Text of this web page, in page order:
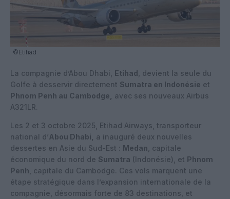
©Etihad
La compagnie d’Abou Dhabi, Etihad , devient la seule du
Golfe à desservir directement Sumatra en Indonésie et
Phnom Penh au Cambodge,
avec ses nouveaux Airbus
A321LR.
Les 2 et 3 octobre 2025, Etihad Airways, transporteur
national d’Abou Dhabi,
a inauguré deux nouvelles
dessertes en Asie du Sud-Est : Medan , capitale
économique du nord de Sumatra (Indonésie), et Phnom
Penh , capitale du Cambodge. Ces vols marquent une
étape stratégique dans l’expansion internationale de la
compagnie, désormais forte de 83 destinations, et